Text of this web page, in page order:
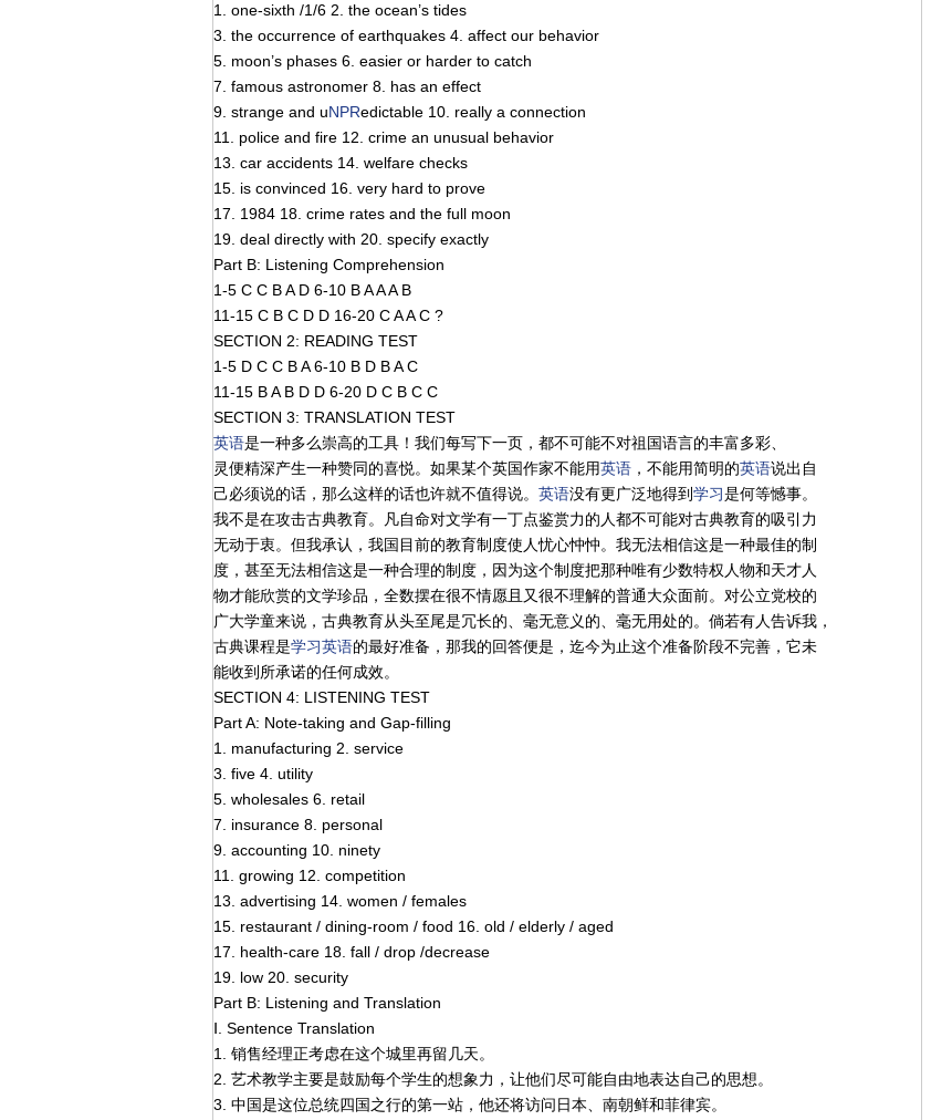
1. one-sixth /1/6 2. the ocean’s tides
3. the occurrence of earthquakes 4. affect our behavior
5. moon’s phases 6. easier or harder to catch
7. famous astronomer 8. has an effect
9. strange and uNPRedictable 10. really a connection
11. police and fire 12. crime an unusual behavior
13. car accidents 14. welfare checks
15. is convinced 16. very hard to prove
17. 1984 18. crime rates and the full moon
19. deal directly with 20. specify exactly
Part B: Listening Comprehension
1-5 C C B A D 6-10 B A A A B
11-15 C B C D D 16-20 C A A C ?
SECTION 2: READING TEST
1-5 D C C B A 6-10 B D B A C
11-15 B A B D D 6-20 D C B C C
SECTION 3: TRANSLATION TEST
英语是一种多么崇高的工具！我们每写下一页，都不可能不对祖国语言的丰富多彩、
灵便精深产生一种赞同的喜悦。如果某个英国作家不能用英语 ，不能用简明的英语说出自
己必须说的话，那么这样的话也许就不值得说。 英语没有更广泛地得到学习是何等憾事。
我不是在攻击古典教育。凡自命对文学有一丁点鉴赏力的人都不可能对古典教育的吸引力
无动于衷。但我承认，我国目前的教育制度使人忧心忡忡。我无法相信这是一种最佳的制
度，甚至无法相信这是一种合理的制度，因为这个制度把那种唯有少数特权人物和天才人
物才能欣赏的文学珍品，全数摆在很不情愿且又很不理解的普通大众面前。对公立党校的
广大学童来说，古典教育从头至尾是冗长的、毫无意义的、毫无用处的。倘若有人告诉我，
古典课程是学习英语的最好准备，那我的回答便是，迄今为止这个准备阶段不完善，它未
能收到所承诺的任何成效。
SECTION 4: LISTENING TEST
Part A: Note-taking and Gap-filling
1. manufacturing 2. service
3. five 4. utility
5. wholesales 6. retail
7. insurance 8. personal
9. accounting 10. ninety
11. growing 12. competition
13. advertising 14. women / females
15. restaurant / dining-room / food 16. old / elderly / aged
17. health-care 18. fall / drop /decrease
19. low 20. security
Part B: Listening and Translation
Ⅰ. Sentence Translation
1. 销售经理正考虑在这个城里再留几天。
2. 艺术教学主要是鼓励每个学生的想象力，让他们尽可能自由地表达自己的思想。
3. 中国是这位总统四国之行的第一站，他还将访问日本、南朝鲜和菲律宾。